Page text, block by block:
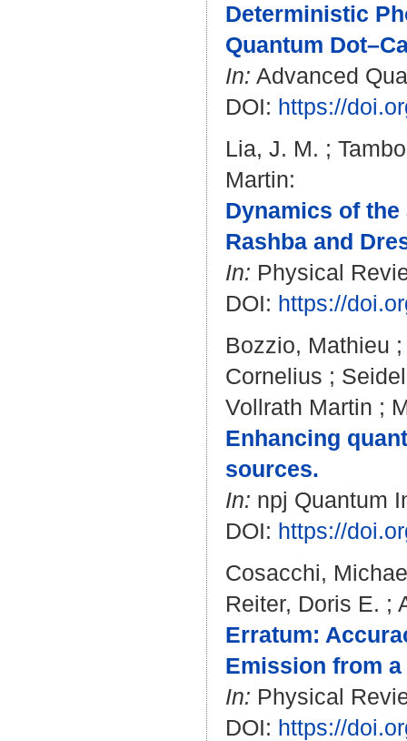
Deterministic
Quantum
In: Advanced
DOI: https://
Lia, J. M. ;
Martin:
Dynamics of
Rashba and
In: Physical
DOI: https://
Bozzio, Mathieu
Cornelius ;
Vollrath Martin ;
Enhancing
sources.
In: npj Quantum
DOI: https://
Cosacchi,
Reiter, Doris E. ;
Erratum:
Emission from a
In: Physical
DOI: https://